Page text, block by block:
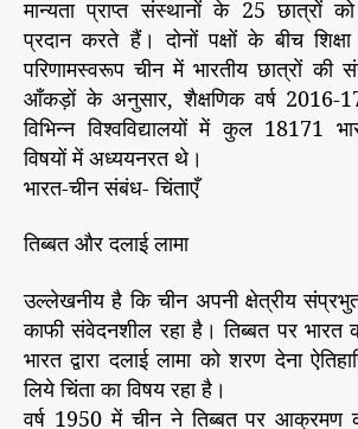
मान्यता प्राप्त संस्थानों के 25 छात्रों को
प्रदान करते हैं। दोनों पक्षों के बीच
परिणामस्वरूप चीन में भारतीय छात्रों की
आँकड़ों के अनुसार, शैक्षणिक वर्ष 2016-
विभिन्न विश्वविद्यालयों में कुल 18171
विषयों में अध्ययनरत थे।
भारत-चीन संबंध- चिंताएँ
तिब्बत और दलाई लामा
उल्लेखनीय है कि चीन अपनी क्षेत्रीय
काफी संवेदनशील रहा है। तिब्बत पर
भारत द्वारा दलाई लामा को शरण देना
लिये चिंता का विषय रहा है।
वर्ष 1950 में चीन ने तिब्बत पर आक्रमण